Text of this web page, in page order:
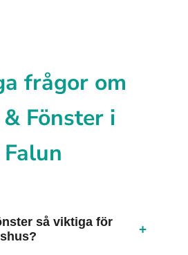
frågor om
Fönster i
Falun
så viktiga för
+